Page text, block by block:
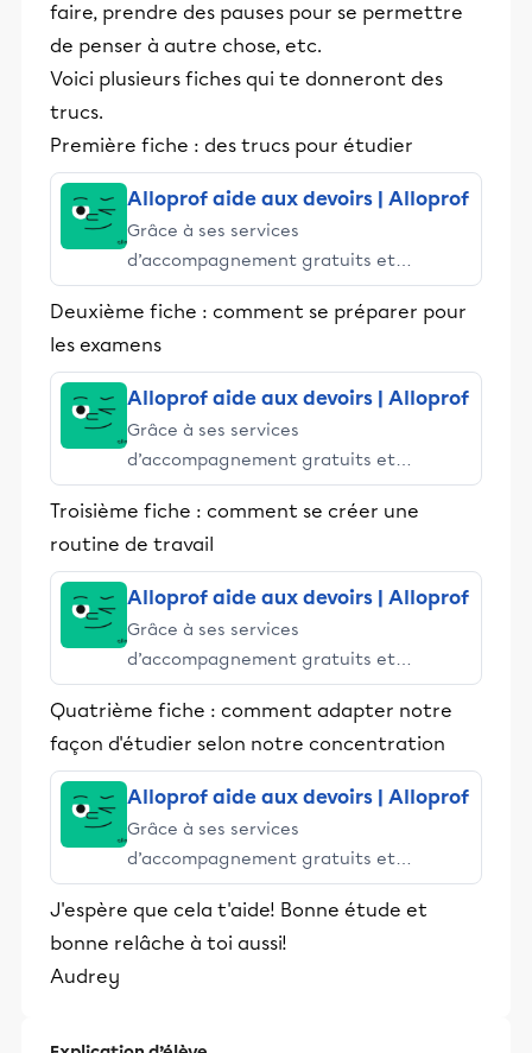
faire, prendre des pauses pour se permettre
de penser à autre chose, etc.
Voici plusieurs fiches qui te donneront des
trucs.
Première fiche : des trucs pour étudier
Alloprof aide aux devoirs | Alloprof
Grâce à ses services
d’accompagnement gratuits et
stimulants, Alloprof engage les élèves
et leurs parents dans la réussite
éducative.
Deuxième fiche : comment se préparer pour
les examens
Alloprof aide aux devoirs | Alloprof
Grâce à ses services
d’accompagnement gratuits et
stimulants, Alloprof engage les élèves
et leurs parents dans la réussite
éducative.
Troisième fiche : comment se créer une
routine de travail
Alloprof aide aux devoirs | Alloprof
Grâce à ses services
d’accompagnement gratuits et
stimulants, Alloprof engage les élèves
et leurs parents dans la réussite
éducative.
Quatrième fiche : comment adapter notre
façon d'étudier selon notre concentration
Alloprof aide aux devoirs | Alloprof
Grâce à ses services
d’accompagnement gratuits et
stimulants, Alloprof engage les élèves
et leurs parents dans la réussite
éducative.
J'espère que cela t'aide! Bonne étude et
bonne relâche à toi aussi!
Audrey